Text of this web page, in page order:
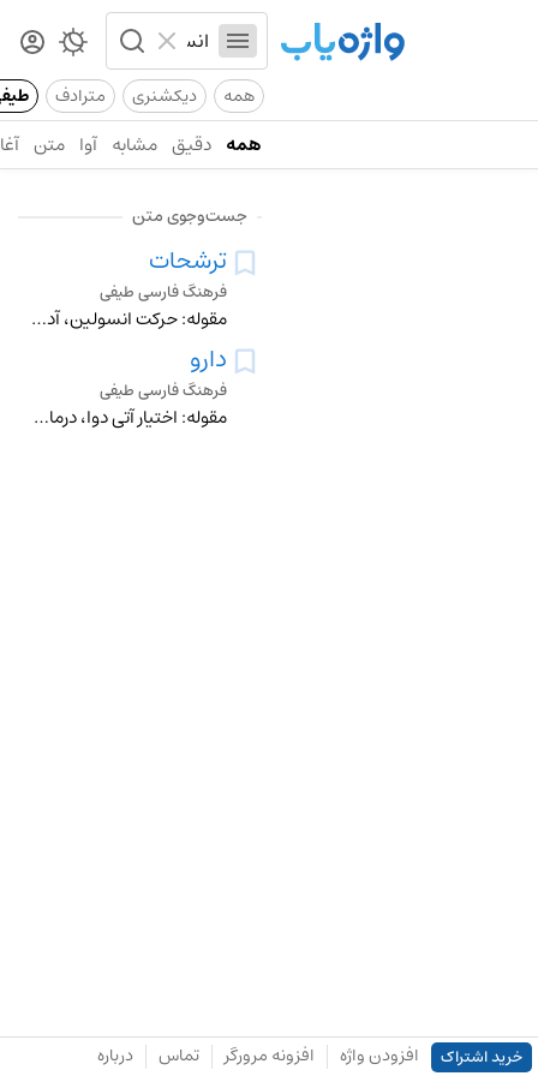
همه دیکشنری مترادف
همه دقیق مشابه آوا متن
جست‌وجوی متن
ترشحات
فرهنگ فارسی طیفی
مقوله: حرکت انسولین، آدرنالین، عرق، بزاق، تُف، خلط، خلط سینه، ادرار، بول، غایط، اوره، آب بینی اشک ◄ چشم
دارو
فرهنگ فارسی طیفی
مقوله: اختیار آتی دوا، درمان، دارویگیاهی استعمال دارو، استعمال، مصرف، استفاده قرص، کپسول، شربت، سیروپ، شیاف، کرم، پماد، ضماد، آمپول، جوشانده، بخور، الکترولیت،
خرید اشتراک افزودن واژه افزونه مرورگر تماس درباره